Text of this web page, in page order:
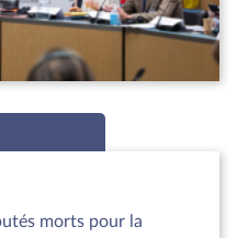
morts pour la